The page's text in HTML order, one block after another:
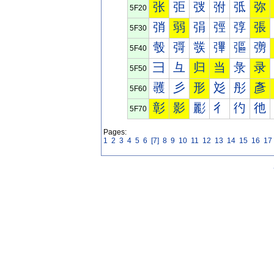
5F20 张 弡 弢 弣 弤 弥
5F30 弰 弱 弲 弳 弴 張
5F40 彀 彁 彂 彃 彄 彅
5F50 彐 彑 归 当 彔 录
5F60 彠 彡 形 彣 彤 彥
5F70 彰 影 彲 彳 彴 彵
Pages:
1 2 3 4 5 6 [7] 8 9 10 11 12 13 14 15 16 17